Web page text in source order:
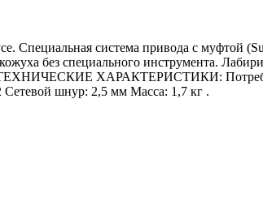
система привода с муфтой
без специального инструмента.
ТЕХНИЧЕСКИЕ ХАРАКТЕРИСТИКИ:
шнур: 2,5 мм Масса: 1,7 кг .